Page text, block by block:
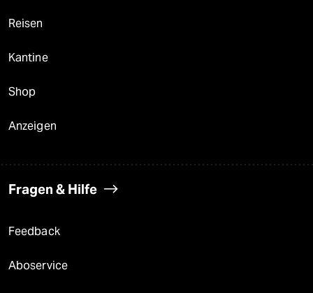
Reisen
Kantine
Shop
Anzeigen
Fragen & Hilfe
Feedback
Aboservice